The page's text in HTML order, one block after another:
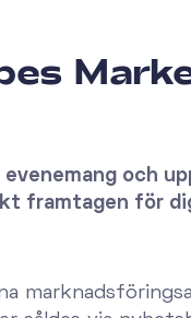
och
framtagen för